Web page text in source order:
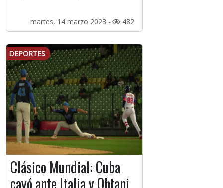
martes, 14 marzo 2023 - 482
DEPORTES
Clásico Mundial: Cuba
cayó ante Italia y Ohtani